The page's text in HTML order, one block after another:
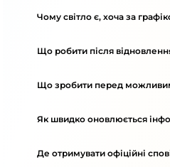
Чому світло є, хоча за
Що робити після
Що зробити перед
Як швидко оновлюється
Де отримувати офіційні